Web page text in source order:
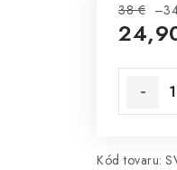
38 €
Kód tovaru: